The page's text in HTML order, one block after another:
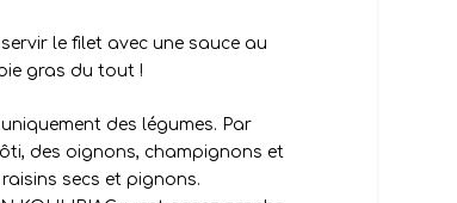
le filet avec une sauce au
gras du tout !
des légumes. Par
des oignons, champignons et
secs et pignons.